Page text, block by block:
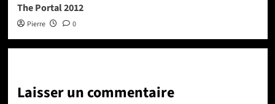
The Portal 2012
Pierre 0
Laisser un commentaire